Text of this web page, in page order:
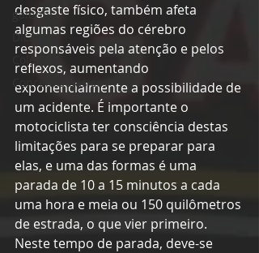
galeria
Dicas
Coletivo
Conceitos básicos
desgaste físico, também afeta
algumas regiões do cérebro
responsáveis pela atenção e pelos
reflexos, aumentando
exponencialmente a possibilidade de
um acidente. É importante o
motociclista ter consciência destas
limitações para se preparar para
elas, e uma das formas é uma
parada de 10 a 15 minutos a cada
uma hora e meia ou 150 quilômetros
de estrada, o que vier primeiro.
Neste tempo de parada, deve-se